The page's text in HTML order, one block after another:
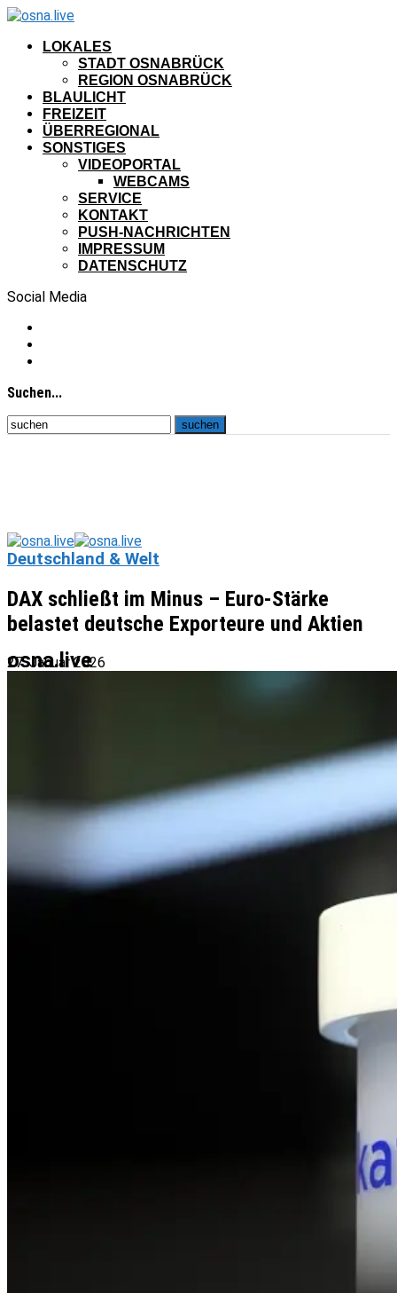
LOKALES
STADT OSNABRÜCK
REGION OSNABRÜCK
BLAULICHT
FREIZEIT
ÜBERREGIONAL
SONSTIGES
VIDEOPORTAL
WEBCAMS
SERVICE
KONTAKT
PUSH-NACHRICHTEN
IMPRESSUM
DATENSCHUTZ
Social Media
Suchen...
osna.live
Deutschland & Welt
DAX schließt im Minus – Euro-Stärke
belastet deutsche Exporteure und Aktien
27. Januar 2026